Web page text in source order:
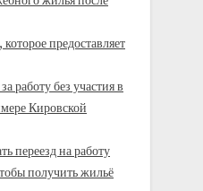
предоставляет
работу без участия в
Кировской
переезд на работу
получить жильё